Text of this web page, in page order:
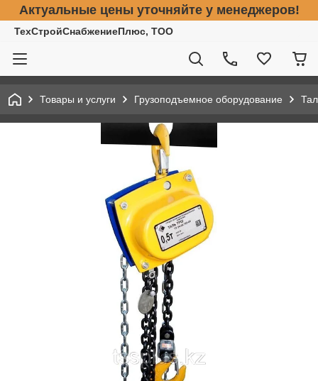
Актуальные цены уточняйте у менеджеров!
ТехСтройСнабжениеПлюс, ТОО
Товары и услуги Грузоподъемное оборудование